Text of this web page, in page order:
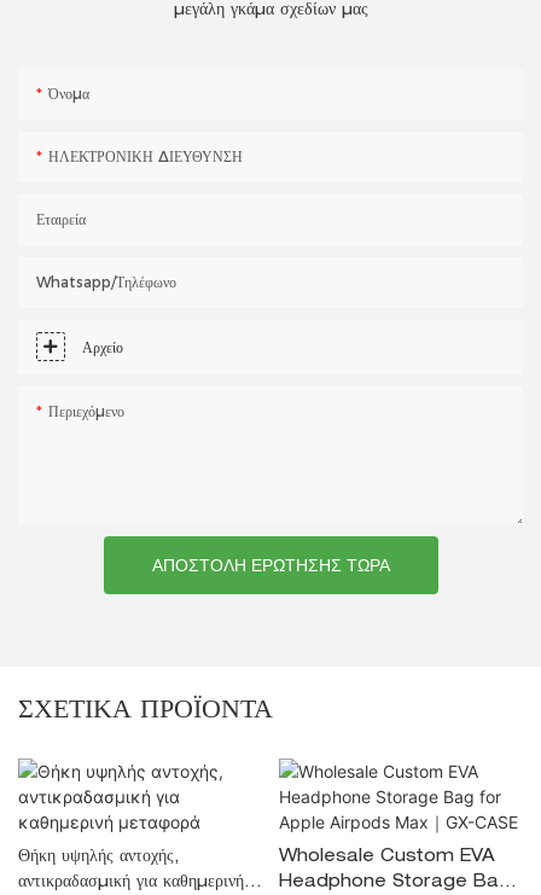
μεγάλη γκάμα σχεδίων μας
Όνομα
ΗΛΕΚΤΡΟΝΙΚΗ ΔΙΕΥΘΥΝΣΗ
Εταιρεία
Whatsapp/τηλέφωνο
Αρχείο
Περιεχόμενο
ΑΠΟΣΤΟΛΉ ΕΡΏΤΗΣΗΣ ΤΏΡΑ
ΣΧΕΤΙΚΆ ΠΡΟΪΌΝΤΑ
Θήκη υψηλής αντοχής,
αντικραδασμική για καθημερινή
Wholesale Custom EVA
Headphone Storage Bag